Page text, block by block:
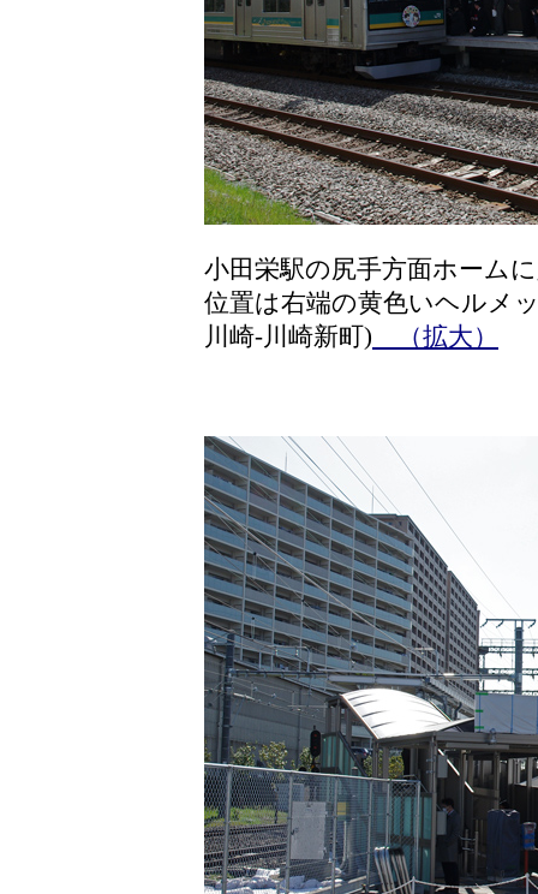
小田栄駅の尻手方面ホーム
位置は右端の黄色いヘルメ
川崎-川崎新町) （拡大）